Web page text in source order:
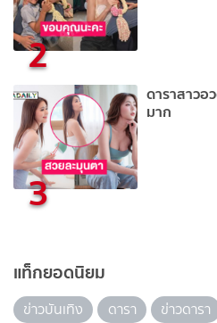
2
3
ดาราสาวอ
มาก
แท็กยอดนิยม
ข่าวบันเทิง ดารา ข่าวดารา